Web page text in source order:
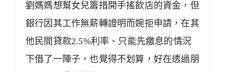
劉媽媽想幫女兒籌措開手搖飲店的資金，但
銀行因其工作無薪轉證明而婉拒申請，在其
他民間貸款2.5%利率、只能先繳息的情況
下借了一陣子，也覺得不划算，好在透過朋